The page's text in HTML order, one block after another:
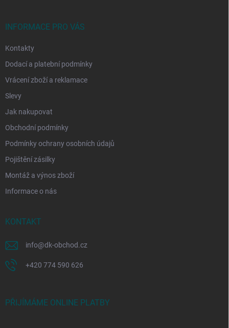
INFORMACE PRO VÁS
Kontakty
Dodací a platební podmínky
Vrácení zboží a reklamace
Slevy
Jak nakupovat
Obchodní podmínky
Podmínky ochrany osobních údajů
Pojištění zásilky
Montáž a výnos zboží
Informace o nás
KONTAKT
info@dk-obchod.cz
+420 774 590 626
PŘIJÍMÁME ONLINE PLATBY